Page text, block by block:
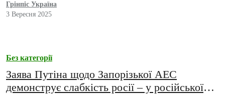
Грінпіс Україна
3 Вересня 2025
Без категорії
Заява Путіна щодо Запорізької АЕС
демонструє слабкість росії – у російської